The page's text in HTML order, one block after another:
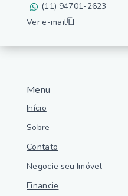
Menu
Início
Sobre
Contato
Negocie seu Imóvel
Financie
(11) 94701-2623
Ver e-mail